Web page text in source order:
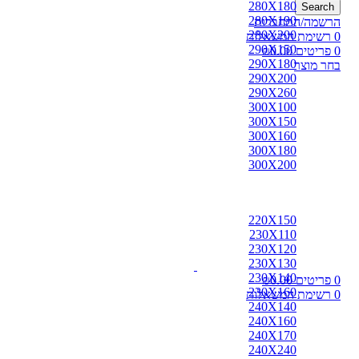
Search
הרשמה/התחברות
0 רשימת המשאלות
0 פריטים ₪0.00
בחר מוצר
0 פריטים ₪0.00
0 רשימת המשאלות
280X180
280X190
280X200
290X150
290X180
290X200
290X260
300X100
300X150
300X160
300X180
300X200
220X150
230X110
230X120
230X130
230X140
230X160
240X140
240X160
240X170
240X240